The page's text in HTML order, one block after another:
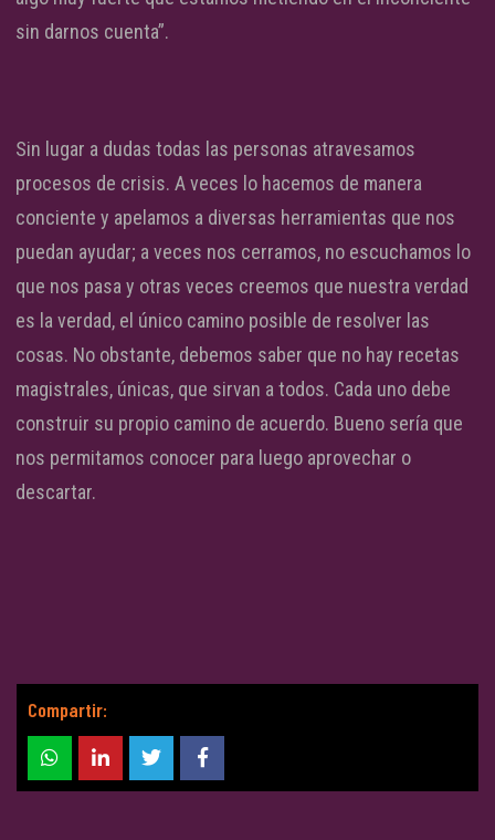
sin darnos cuenta”.
Sin lugar a dudas todas las personas atravesamos
procesos de crisis. A veces lo hacemos de manera
conciente y apelamos a diversas herramientas que nos
puedan ayudar; a veces nos cerramos, no escuchamos lo
que nos pasa y otras veces creemos que nuestra verdad
es la verdad, el único camino posible de resolver las
cosas. No obstante, debemos saber que no hay recetas
magistrales, únicas, que sirvan a todos. Cada uno debe
construir su propio camino de acuerdo. Bueno sería que
nos permitamos conocer para luego aprovechar o
descartar.
Compartir: